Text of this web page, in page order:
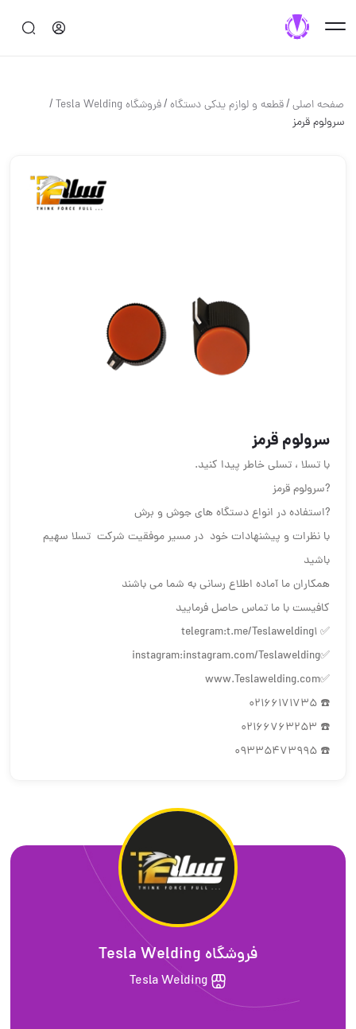
صفحه اصلی/قطعه و لوازم یدکی دستگاه/فروشگاه Tesla Welding /
سرولوم قرمز
سرولوم قرمز
با تسلا ، تسلی خاطر پیدا کنید.
?سرولوم قرمز
?استفاده در انواع دستگاه های جوش و برش
با نظرات و پیشنهادات خود در مسیر موفقیت شرکت تسلا سهیم
باشید
همکاران ما آماده اطلاع رسانی به شما می باشند
کافیست با ما تماس حاصل فرمایید
✅ telegram:t.me/Teslawelding1
✅instagram:instagram.com/Teslawelding
✅www.Teslawelding.com
☎️ 02166171735
☎️ 02166763253
☎️ 09335473995
فروشگاه Tesla Welding
Tesla Welding